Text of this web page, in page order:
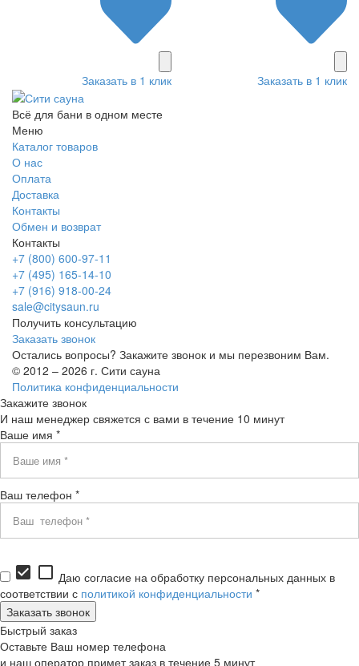
Заказать в 1 клик Заказать в 1 клик
Всё для бани в одном месте
Меню
Каталог товаров
О нас
Оплата
Доставка
Контакты
Обмен и возврат
Контакты
+7 (800) 600-97-11
+7 (495) 165-14-10
+7 (916) 918-00-24
sale@citysaun.ru
Получить консультацию
Заказать звонок
Остались вопросы? Закажите звонок и мы перезвоним Вам.
© 2012 – 2026 г. Сити сауна
Политика конфиденциальности
Закажите звонок
И наш менеджер свяжется с вами в течение 10 минут
Ваше имя *
Ваш телефон *
check_box check_box_outline_blank Даю согласие на обработку персональных данных в
соответствии с политикой конфиденциальности *
Быстрый заказ
Оставьте Ваш номер телефона
и наш оператор примет заказ в течение 5 минут